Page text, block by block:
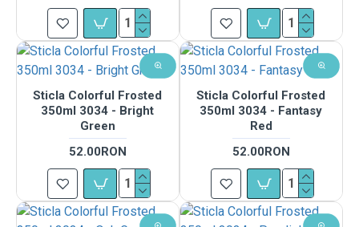
Sticla Colorful Frosted
350ml 3034 - Bright
Green
52.00RON
Sticla Colorful Frosted
350ml 3034 - Fantasy
Red
52.00RON